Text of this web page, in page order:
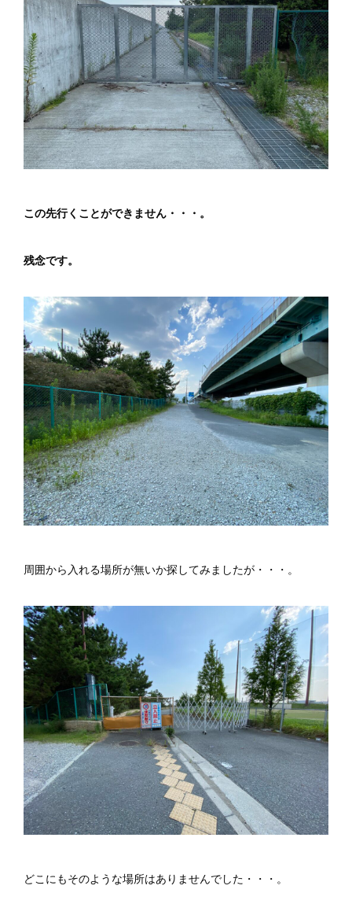
この先行くことができません・・・。
残念です。
周囲から入れる場所が無いか探してみましたが・・・。
どこにもそのような場所はありませんでした・・・。